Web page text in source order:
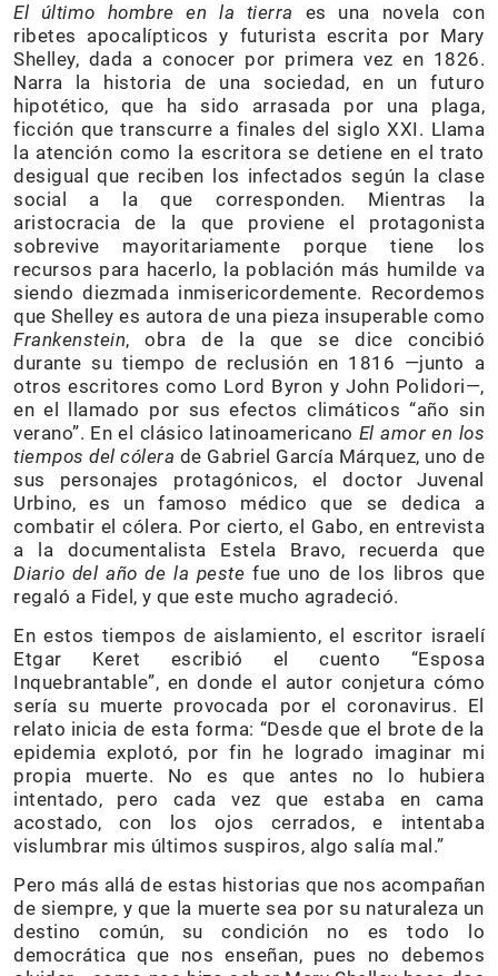
El último hombre en la tierra es una novela con
ribetes apocalípticos y futurista escrita por Mary
Shelley, dada a conocer por primera vez en 1826.
Narra la historia de una sociedad, en un futuro
hipotético, que ha sido arrasada por una plaga,
ficción que transcurre a finales del siglo XXI. Llama
la atención como la escritora se detiene en el trato
desigual que reciben los infectados según la clase
social a la que corresponden. Mientras la
aristocracia de la que proviene el protagonista
sobrevive mayoritariamente porque tiene los
recursos para hacerlo, la población más humilde va
siendo diezmada inmisericordemente. Recordemos
que Shelley es autora de una pieza insuperable como
Frankenstein,
obra de la que se dice concibió
durante su tiempo de reclusión en 1816 —junto a
otros escritores como Lord Byron y John Polidori—,
en el llamado por sus efectos climáticos “año sin
verano”. En el clásico latinoamericano El amor en los
tiempos del cólera de Gabriel García Márquez, uno de
sus personajes protagónicos, el doctor Juvenal
Urbino, es un famoso médico que se dedica a
combatir el cólera. Por cierto, el Gabo, en entrevista
a la documentalista Estela Bravo, recuerda que
Diario del año de la pestefue uno de los libros que
regaló a Fidel, y que este mucho agradeció.
En estos tiempos de aislamiento, el escritor israelí
Etgar Keret escribió el cuento “Esposa
Inquebrantable”, en donde el autor conjetura cómo
sería su muerte provocada por el coronavirus. El
relato inicia de esta forma: “Desde que el brote de la
epidemia explotó, por fin he logrado imaginar mi
propia muerte. No es que antes no lo hubiera
intentado, pero cada vez que estaba en cama
acostado, con los ojos cerrados, e intentaba
vislumbrar mis últimos suspiros, algo salía mal.”
Pero más allá de estas historias que nos acompañan
de siempre, y que la muerte sea por su naturaleza un
destino común, su condición no es todo lo
democrática que nos enseñan, pues no debemos